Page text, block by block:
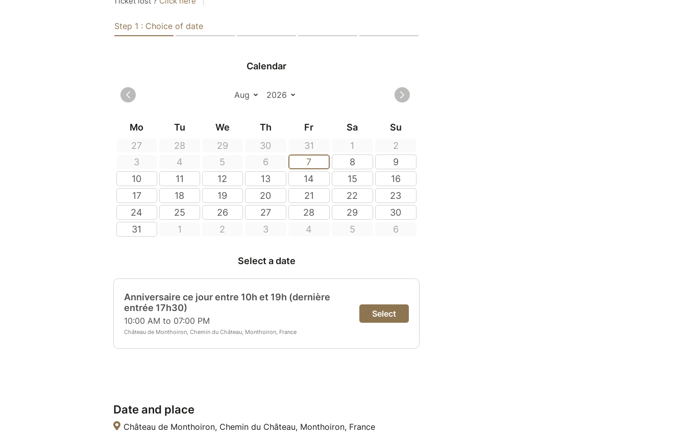
Date and place
Château de Monthoiron, Chemin du Château, Monthoiron, France